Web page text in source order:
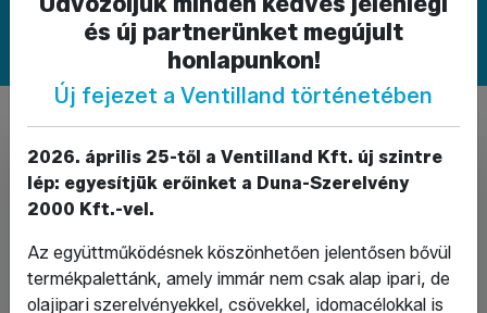
FORGALMAZOTT TERMÉKKATEGÓRIÁNK
Elzáró-
szerelvények
Visszacsapó
szelepek
és
szűréstechnika
Idomok
és
Tömítéstechnika
és új partnerünket megújult
honlapunkon!
Új fejezet a Ventilland történetében
2026. április 25-től a Ventilland Kft. új szintre
lép: egyesítjük erőinket a Duna-Szerelvény
2000 Kft.-vel.
Az együttműködésnek köszönhetően jelentősen bővül
termékpalettánk, amely immár nem csak alap ipari, de
olajipari szerelvényekkel, csövekkel, idomacélokkal is